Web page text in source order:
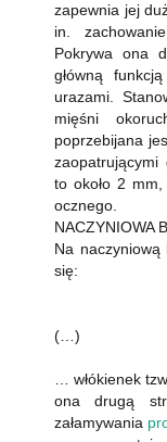
zapewnia jej
in.
Pokrywa ona
główną
urazami.
mięśni
poprzebijana
zaopatrującymi
to około 2
ocznego.
NACZYNIOWA
Na naczyniową
się:
(…)
… włókienek
ona drugą
załamywania